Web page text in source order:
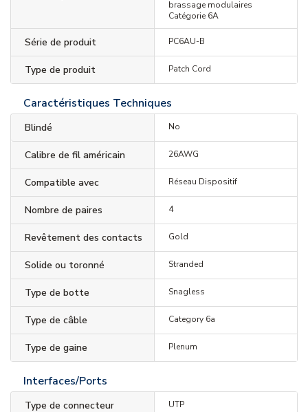
brassage modulaires
Catégorie 6A
Série de produit PC6AU-B
Type de produit Patch Cord
Caractéristiques Techniques
Blindé No
Calibre de fil américain 26AWG
Compatible avec Réseau Dispositif
Nombre de paires 4
Revêtement des contacts Gold
Solide ou toronné Stranded
Type de botte Snagless
Type de câble Category 6a
Type de gaine Plenum
Interfaces/Ports
Type de connecteur UTP